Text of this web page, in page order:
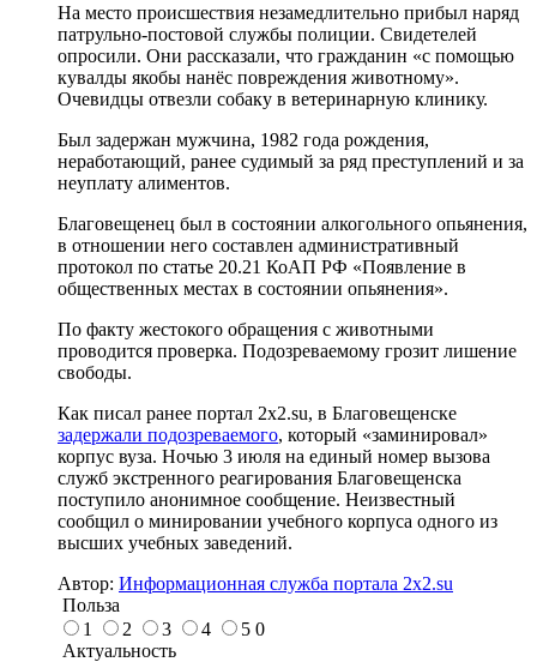
На место происшествия незамедлительно прибыл наряд
патрульно-постовой службы полиции. Свидетелей
опросили. Они рассказали, что гражданин «с помощью
кувалды якобы нанёс повреждения животному».
Очевидцы отвезли собаку в ветеринарную клинику.
Был задержан мужчина, 1982 года рождения,
неработающий, ранее судимый за ряд преступлений и за
неуплату алиментов.
Благовещенец был в состоянии алкогольного опьянения,
в отношении него составлен административный
протокол по статье 20.21 КоАП РФ «Появление в
общественных местах в состоянии опьянения».
По факту жестокого обращения с животными
проводится проверка. Подозреваемому грозит лишение
свободы.
Как писал ранее портал 2х2.su, в Благовещенске
задержали подозреваемого, который «заминировал»
корпус вуза. Ночью 3 июля на единый номер вызова
служб экстренного реагирования Благовещенска
поступило анонимное сообщение. Неизвестный
сообщил о минировании учебного корпуса одного из
высших учебных заведений.
Автор: Информационная служба портала 2x2.su
Польза
1
2 3 4 5 0
Актуальность